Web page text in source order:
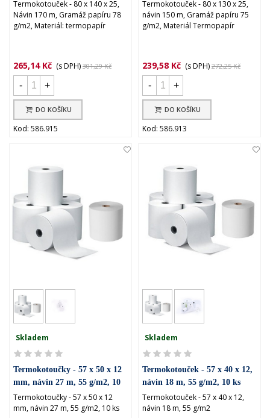
Termokotouček - 80 x 140 x 25,
Návin 170 m, Gramáž papíru 78
g/m2, Materiál: termopapír
265,14 Kč (s DPH) 301,29 Kč
- +
DO KOŠÍKU
Kod: 586.915
Termokotouček - 80 x 130 x 25,
návin 150 m, Gramáž papíru 75
g/m2, Materiál Termopapír
239,58 Kč (s DPH) 272,25 Kč
- +
DO KOŠÍKU
Kod: 586.913
Skladem
Termokotoučky - 57 x 50 x 12
mm, návin 27 m, 55 g/m2, 10
ks
Termokotoučky - 57 x 50 x 12
mm, návin 27 m, 55 g/m2, 10 ks
Skladem
Termokotouček - 57 x 40 x 12,
návin 18 m, 55 g/m2, 10 ks
Termokotouček - 57 x 40 x 12,
návin 18 m, 55 g/m2